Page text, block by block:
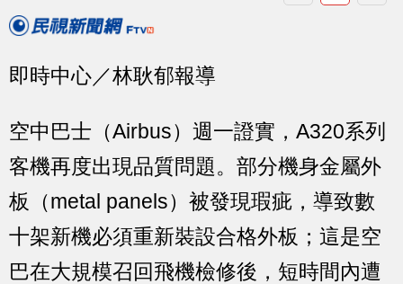
即時中心／林耿郁報導
空中巴士（Airbus）週一證實，A320系列
客機再度出現品質問題。部分機身金屬外
板（metal panels）被發現瑕疵，導致數
十架新機必須重新裝設合格外板；這是空
巴在大規模召回飛機檢修後，短時間內遭